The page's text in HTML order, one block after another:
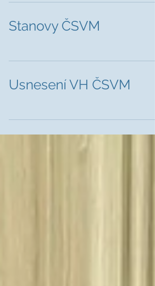
Stanovy ČSVM
Usnesení VH ČSVM